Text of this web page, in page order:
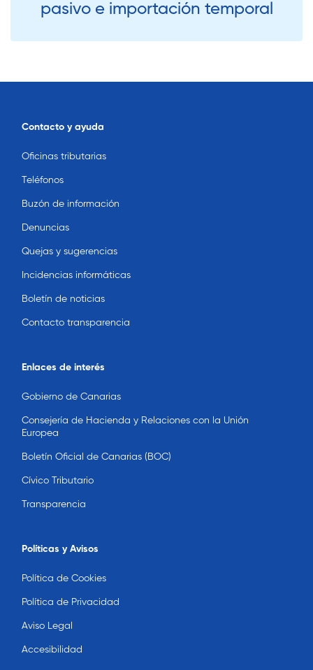
pasivo e importación temporal
Contacto y ayuda
Oficinas tributarias
Teléfonos
Buzón de información
Denuncias
Quejas y sugerencias
Incidencias informáticas
Boletín de noticias
Contacto transparencia
Enlaces de interés
Gobierno de Canarias
Consejería de Hacienda y Relaciones con la Unión
Europea
Boletín Oficial de Canarias (BOC)
Cívico Tributario
Transparencia
Políticas y Avisos
Política de Cookies
Política de Privacidad
Aviso Legal
Accesibilidad